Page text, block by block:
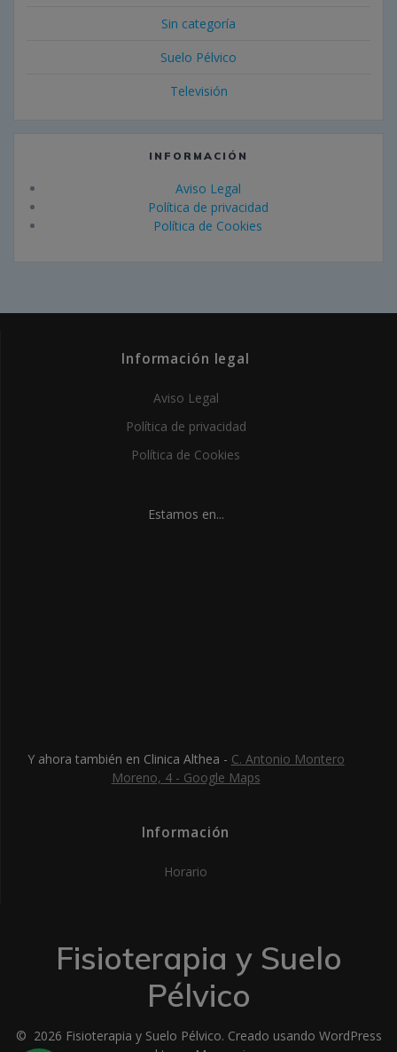
Sin categoría
Suelo Pélvico
Televisión
INFORMACIÓN
Aviso Legal
Política de privacidad
Política de Cookies
Información legal
Aviso Legal
Política de privacidad
Política de Cookies
Estamos en...
Y ahora también en Clinica Althea - C. Antonio Montero
Moreno, 4 - Google Maps
Información
Horario
Fisioterapia y Suelo
Pélvico
© 2026 Fisioterapia y Suelo Pélvico. Creado usando WordPress